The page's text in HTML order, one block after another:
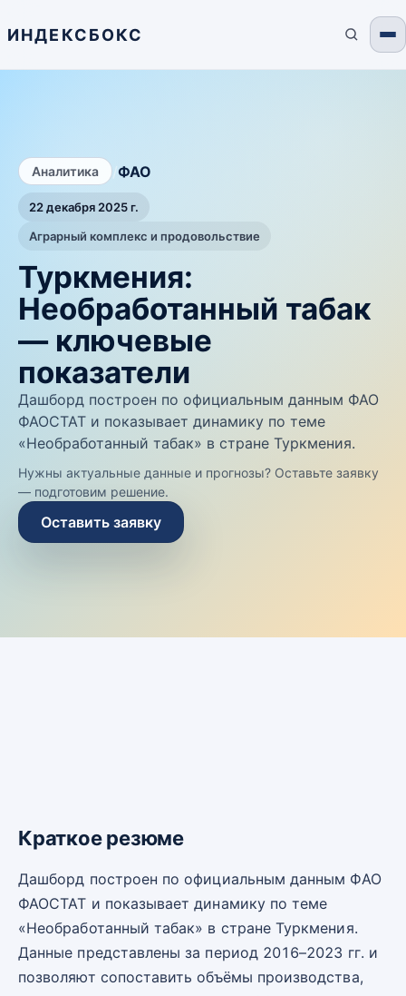
ИНДЕКСБОКС
Аналитика ФАО
22 декабря 2025 г.
Аграрный комплекс и продовольствие
Туркмения:
Необработанный табак
— ключевые
показатели
Дашборд построен по официальным данным ФАО
ФАОСТАТ и показывает динамику по теме
«Необработанный табак» в стране Туркмения.
Нужны актуальные данные и прогнозы? Оставьте заявку
— подготовим решение.
Оставить заявку
Краткое резюме
Дашборд построен по официальным данным ФАО
ФАОСТАТ и показывает динамику по теме
«Необработанный табак» в стране Туркмения.
Данные представлены за период 2016–2023 гг. и
позволяют сопоставить объёмы производства,